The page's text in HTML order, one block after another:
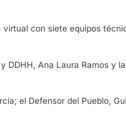
con siete equipos
DDHH, Ana Laura Ramos y la
el Defensor del Pueblo,